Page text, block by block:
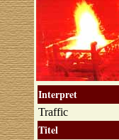
Interpret
Traffic
Titel